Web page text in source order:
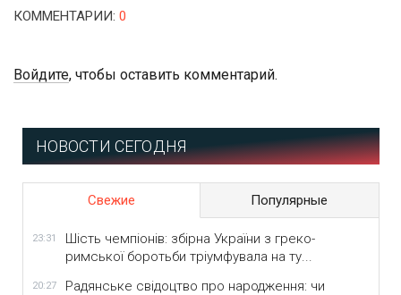
КОММЕНТАРИИ: 0
Войдите, чтобы оставить комментарий.
НОВОСТИ СЕГОДНЯ
Свежие Популярные
23:31
Шість чемпіонів: збірна України з греко-
римської боротьби тріумфувала на ту...
20:27
Радянське свідоцтво про народження: чи